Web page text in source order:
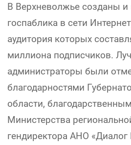
В Верхневолжье созданы и
госпаблика в сети
аудитория которых
миллиона подписчиков.
администраторы были
благодарностями
области,
Министерства
гендиректора АНО «Диалог